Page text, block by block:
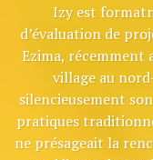
Izy est
d’évaluation de
Ezima, récemment
village au
silencieusement
pratiques
ne présageait la